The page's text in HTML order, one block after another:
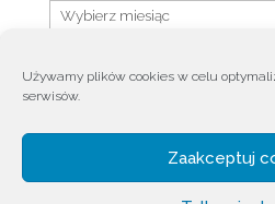
Używamy plików cookies w celu
serwisów.
Zaakceptuj
Archiwum
Quinton Blog
SKLEP
Moje konto